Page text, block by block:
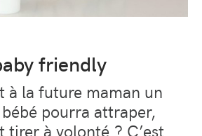
friendly
à la future maman un
pourra attraper,
tirer à volonté ? C’est